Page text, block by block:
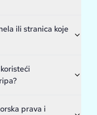
ili stranica koje
prava i